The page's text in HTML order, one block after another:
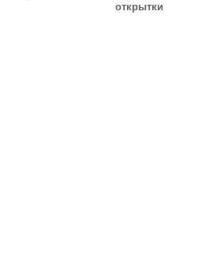
открытки